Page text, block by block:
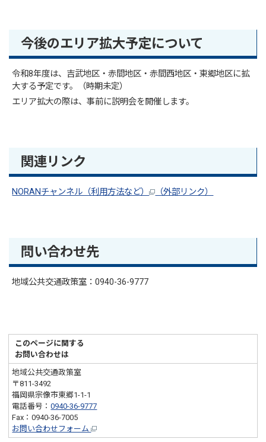
今後のエリア拡大予定について
令和8年度は、吉武地区・赤間地区・赤間西地区・東郷地区に拡
大する予定です。（時期未定）
エリア拡大の際は、事前に説明会を開催します。
関連リンク
NORANチャンネル（利用方法など） （外部リンク）
問い合わせ先
地域公共交通政策室：0940-36-9777
このページに関する
お問い合わせは
地域公共交通政策室
〒811-3492
福岡県宗像市東郷1-1-1
電話番号：0940-36-9777
Fax：0940-36-7005
お問い合わせフォーム